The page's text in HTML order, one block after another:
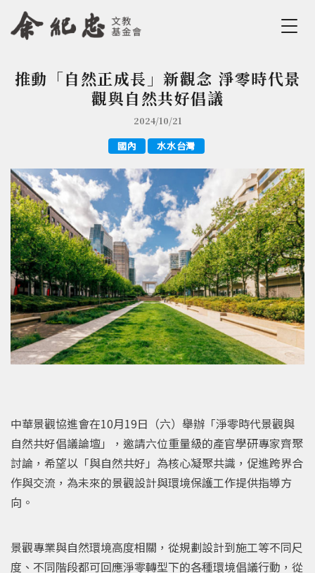
Jump to Navigation
Jump to Main content
您在這裡
推動「自然正成長」新觀念 淨零時代景
觀與自然共好倡議
2024/10/21
國內 水水台灣
中華景觀協進會在10月19日（六）舉辦「淨零時代景觀與
自然共好倡議論壇」，邀請六位重量級的產官學研專家齊聚
討論，希望以「與自然共好」為核心凝聚共識，促進跨界合
作與交流，為未來的景觀設計與環境保護工作提供指導方
向。
景觀專業與自然環境高度相關，從規劃設計到施工等不同尺
度、不同階段都可回應淨零轉型下的各種環境倡議行動，從